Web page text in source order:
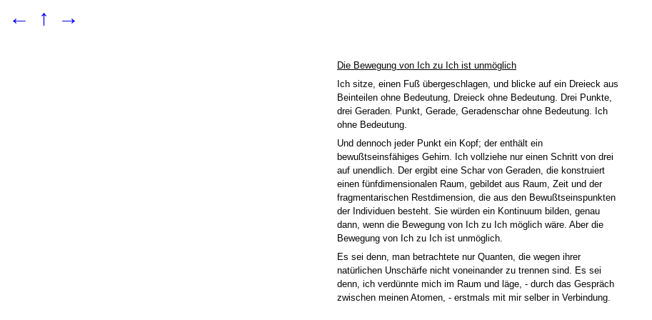
← ↑ →
Die Bewegung von Ich zu Ich ist unmöglich
Ich sitze, einen Fuß übergeschlagen, und blicke auf ein Dreieck aus
Beinteilen ohne Bedeutung, Dreieck ohne Bedeutung. Drei Punkte,
drei Geraden. Punkt, Gerade, Geradenschar ohne Bedeutung. Ich
ohne Bedeutung.
Und dennoch jeder Punkt ein Kopf; der enthält ein
bewußtseinsfähiges Gehirn. Ich vollziehe nur einen Schritt von drei
auf unendlich. Der ergibt eine Schar von Geraden, die konstruiert
einen fünfdimensionalen Raum, gebildet aus Raum, Zeit und der
fragmentarischen Restdimension, die aus den Bewußtseinspunkten
der Individuen besteht. Sie würden ein Kontinuum bilden, genau
dann, wenn die Bewegung von Ich zu Ich möglich wäre. Aber die
Bewegung von Ich zu Ich ist unmöglich.
Es sei denn, man betrachtete nur Quanten, die wegen ihrer
natürlichen Unschärfe nicht voneinander zu trennen sind. Es sei
denn, ich verdünnte mich im Raum und läge, - durch das Gespräch
zwischen meinen Atomen, - erstmals mit mir selber in Verbindung.